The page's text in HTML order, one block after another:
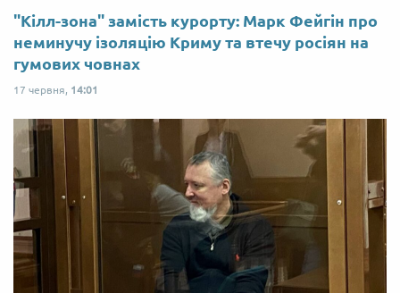
"Кілл-зона" замість курорту: Марк Фейгін про
неминучу ізоляцію Криму та втечу росіян на
гумових човнах
17 червня, 14:01